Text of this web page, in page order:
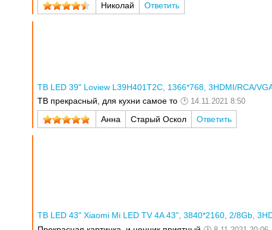
Николай Ответить
ТВ LED 39" Loview L39H401T2C, 1366*768, 3HDMI/RCA/
ТВ прекрасный, для кухни самое то
14.11.2021 8:50
Анна Старый Оскол Ответить
ТВ LED 43" Xiaomi Mi LED TV 4A 43", 3840*2160, 2/8Gb,